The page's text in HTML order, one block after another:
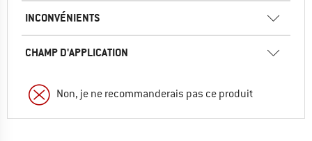
INCONVÉNIENTS
CHAMP D'APPLICATION
Non, je ne recommanderais pas ce produit